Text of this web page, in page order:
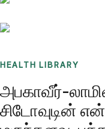
HEALTH LIBRARY
அபகாவீர்-
சிடோவுடின்